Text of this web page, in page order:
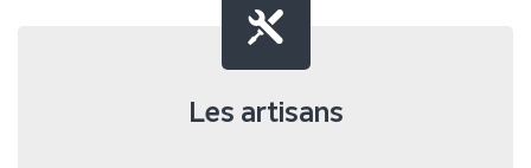
Les artisans